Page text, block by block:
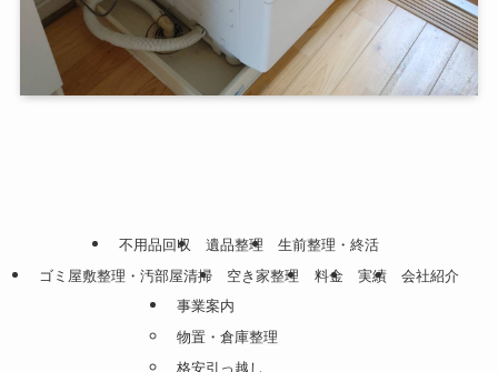
不用品回収 遺品整理
生前整理・終活
ゴミ屋敷整理・汚部屋清掃
空き家整理 料金 実績
会社紹介
事業案内
物置・倉庫整理
格安引っ越し